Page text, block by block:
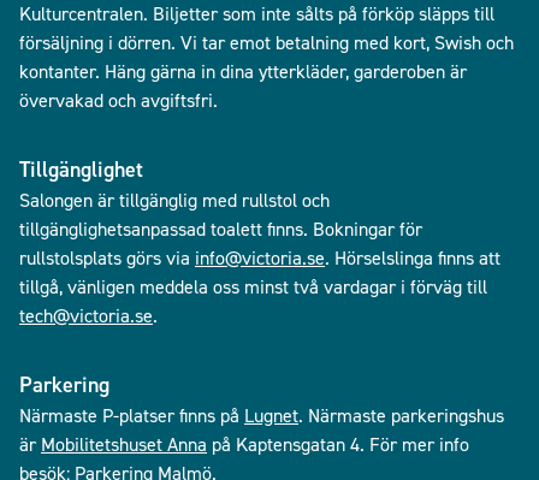
Kulturcentralen. Biljetter som inte sålts på förköp släpps till
försäljning i dörren. Vi tar emot betalning med kort, Swish och
kontanter. Häng gärna in dina ytterkläder, garderoben är
övervakad och avgiftsfri.
Tillgänglighet
Salongen är tillgänglig med rullstol och
tillgänglighetsanpassad toalett finns. Bokningar för
rullstolsplats görs via info@victoria.se. Hörselslinga finns att
tillgå, vänligen meddela oss minst två vardagar i förväg till
tech@victoria.se.
Parkering
Närmaste P-platser finns på Lugnet. Närmaste parkeringshus
är Mobilitetshuset Anna på Kaptensgatan 4. För mer info
besök: Parkering Malmö.